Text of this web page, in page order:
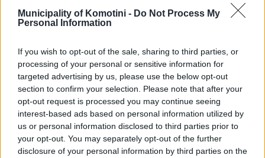
Municipality of Komotini - Do Not Process My
Personal Information
If you wish to opt-out of the sale, sharing to third parties, or
processing of your personal or sensitive information for
targeted advertising by us, please use the below opt-out
section to confirm your selection. Please note that after your
opt-out request is processed you may continue seeing
interest-based ads based on personal information utilized by
us or personal information disclosed to third parties prior to
your opt-out. You may separately opt-out of the further
disclosure of your personal information by third parties on the
8. Αποδεικτικό Αποστολής Προκήρυξης Εφημερίδα Ε.Ε.
(eNotices2).pdf
9. Δημοσίευση Προκήρυξης Εφημερίδα Ε.Ε. (eNotices2).pdf
11. Περίληψη Διακήρυξης.pdf
12. ΕΕΕΣ.pdf
12. ΕΕΕΣ.xml
17.2. Διευκρινίσεις επί της Διακήρυξης.pdf
Τηλεφωνικό Κέντρο